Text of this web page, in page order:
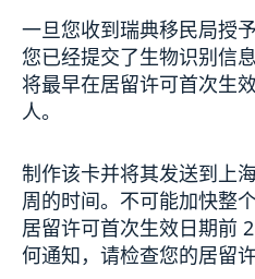
领取居留许可卡
瑞典护照
新闻
关于总领事馆
空缺职位
一旦您收到瑞典移民局授
您已经提交了生物识别信
将最早在居留许可首次生
人。
制作该卡并将其发送到上
周的时间。不可能加快整
居留许可首次生效日期前
何通知，请检查您的居留